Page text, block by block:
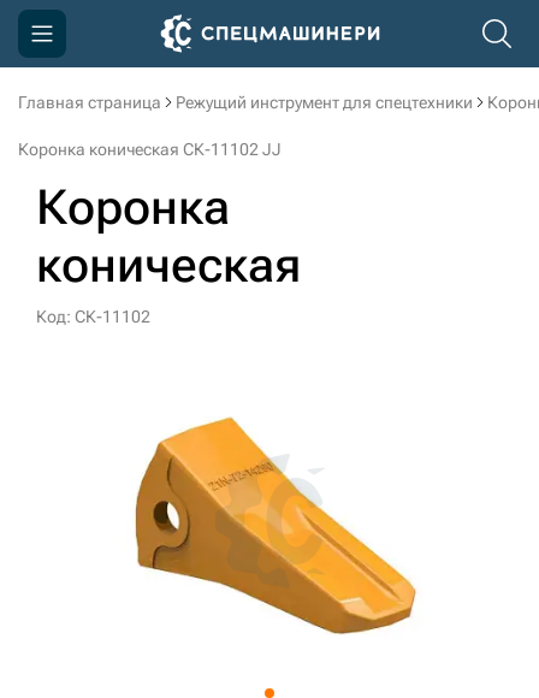
Главная страница Режущий инструмент для спецтехники
Коронка коническая СК-11102 JJ
Коронка
коническая
Код: СК-11102
Компания
Доставка и оплата
Информация
Контакты
sksale@skdst.ru
+7 (499) 394-50-93